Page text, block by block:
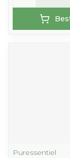
Puressentiel